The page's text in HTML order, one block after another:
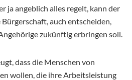
ja angeblich alles regelt, kann der
auch entscheiden,
zukünftig erbringen soll.
dass die Menschen von
wollen, die ihre Arbeitsleistung